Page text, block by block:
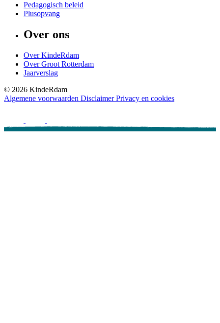
Pedagogisch beleid
Plusopvang
Over ons
Over KindeRdam
Over Groot Rotterdam
Jaarverslag
© 2026 KindeRdam
Algemene voorwaarden Disclaimer Privacy en cookies